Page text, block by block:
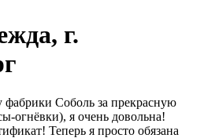
г.
фабрики Соболь за прекрасную
огнёвки), я очень довольна!
Теперь я просто обязана